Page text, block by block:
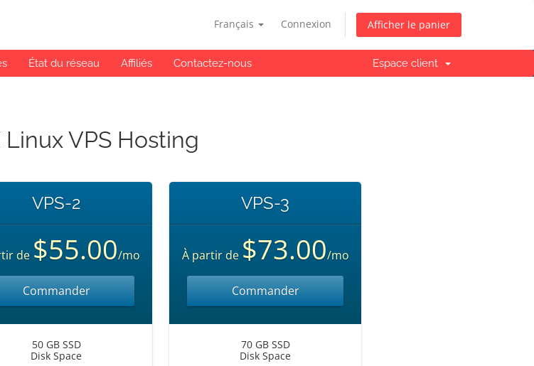
Français Connexion Afficher le panier
État du réseau Affiliés Contactez-nous Espace client
VPS Hosting
VPS-2
de $55.00/mo
Commander
50 GB SSD
Disk Space
VPS-3
À partir de $73.00/mo
Commander
70 GB SSD
Disk Space